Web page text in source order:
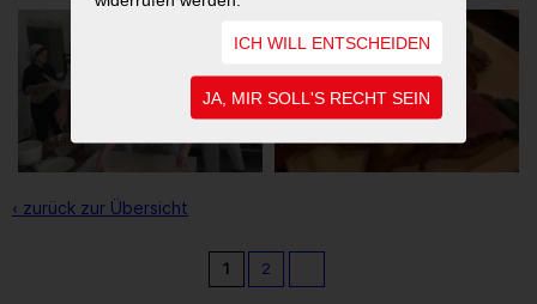
ICH WILL ENTSCHEIDEN
JA, MIR SOLL'S RECHT SEIN
‹ zurück zur Übersicht
1 2